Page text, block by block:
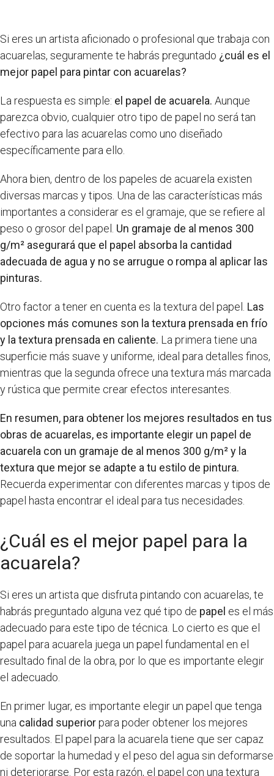
Si eres un artista aficionado o profesional que trabaja con
acuarelas, seguramente te habrás preguntado ¿cuál es el
mejor papel para pintar con acuarelas?
La respuesta es simple: el papel de acuarela. Aunque
parezca obvio, cualquier otro tipo de papel no será tan
efectivo para las acuarelas como uno diseñado
específicamente para ello.
Ahora bien, dentro de los papeles de acuarela existen
diversas marcas y tipos. Una de las características más
importantes a considerar es el gramaje, que se refiere al
peso o grosor del papel. Un gramaje de al menos 300
g/m² asegurará que el papel absorba la cantidad
adecuada de agua y no se arrugue o rompa al aplicar las
pinturas.
Otro factor a tener en cuenta es la textura del papel. Las
opciones más comunes son la textura prensada en frío
y la textura prensada en caliente. La primera tiene una
superficie más suave y uniforme, ideal para detalles finos,
mientras que la segunda ofrece una textura más marcada
y rústica que permite crear efectos interesantes.
En resumen, para obtener los mejores resultados en tus
obras de acuarelas, es importante elegir un papel de
acuarela con un gramaje de al menos 300 g/m² y la
textura que mejor se adapte a tu estilo de pintura.
Recuerda experimentar con diferentes marcas y tipos de
papel hasta encontrar el ideal para tus necesidades.
¿Cuál es el mejor papel para la
acuarela?
Si eres un artista que disfruta pintando con acuarelas, te
habrás preguntado alguna vez qué tipo de papel es el más
adecuado para este tipo de técnica. Lo cierto es que el
papel para acuarela juega un papel fundamental en el
resultado final de la obra, por lo que es importante elegir
el adecuado.
En primer lugar, es importante elegir un papel que tenga
una calidad superiorpara poder obtener los mejores
resultados. El papel para la acuarela tiene que ser capaz
de soportar la humedad y el peso del agua sin deformarse
ni deteriorarse. Por esta razón, el papel con una textura